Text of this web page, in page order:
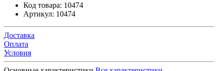
Код товара: 10474
Артикул: 10474
Доставка
Оплата
Условия